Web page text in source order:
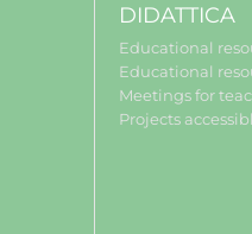
DIDATTICA
Educational
Educational
Meetings for
Projects